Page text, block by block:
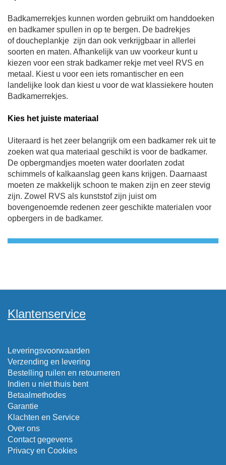
Badkamerrekjes kunnen worden gebruikt om handdoeken
en badkamer spullen in op te bergen. De badrekjes
of doucheplankje zijn dan ook verkrijgbaar in allerlei
soorten en maten. Afhankelijk van uw voorkeur kunt u
kiezen voor een strak badkamer rekje met veel RVS en
metaal. Kiest u voor een iets romantischer en een
landelijke look dan kiest u voor de wat klassiekere houten
Badkamerrekjes.
Kies het juiste materiaal
Uiteraard is het zeer belangrijk om een badkamer rek uit te
zoeken wat qua materiaal geschikt is voor de badkamer.
De opbergmandjes moeten water doorlaten zodat
schimmels of kalkaanslag geen kans krijgen. Daarnaast
moeten ze makkelijk schoon te maken zijn en zeer stevig
zijn. Zowel RVS als kunststof zijn juist om
bovengenoemde redenen zeer geschikte materialen voor
opbergers in de badkamer.
Klantenservice
Leveringsvoorwaarden
Verzending en levering
Bestelling ruilen en retourneren
Indien u niet thuis bent
Betaalmethodes
Garantie
Klachten en Service
Over ons
Contact gegevens
Privacy en Cookies